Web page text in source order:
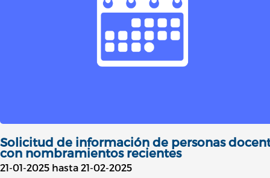
Solicitud de información de personas
con nombramientos recientes
21-01-2025 hasta 21-02-2025